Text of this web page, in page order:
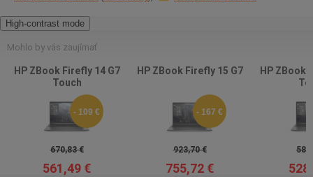
High-contrast mode
Mohlo by vás zaujímať
HP ZBook Firefly 14 G7
Touch
- 109 €
670,83 €
561,49 €
HP ZBook Firefly 15 G7
- 167 €
923,70 €
755,72 €
HP ZBook